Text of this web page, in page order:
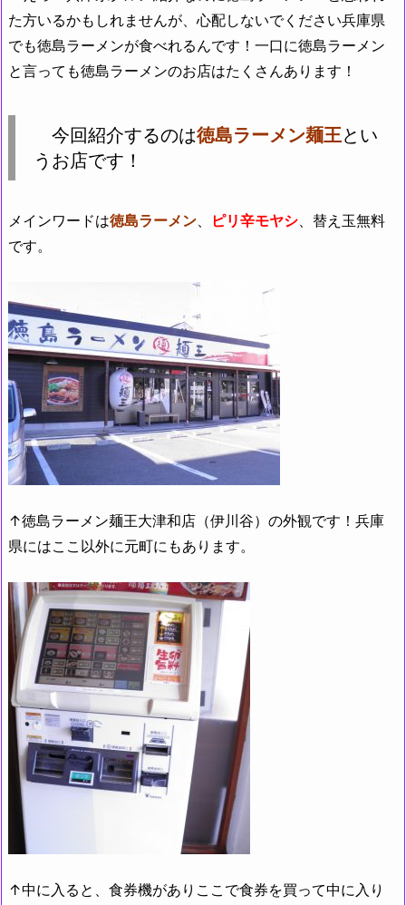
た方いるかもしれませんが、心配しないでください兵庫県
でも徳島ラーメンが食べれるんです！一口に徳島ラーメン
と言っても徳島ラーメンのお店はたくさんあります！
今回紹介するのは徳島ラーメン麺王とい
うお店です！
メインワードは徳島ラーメン、 ピリ辛モヤシ、替え玉無料
です。
↑徳島ラーメン麺王大津和店（伊川谷）の外観です！兵庫
県にはここ以外に元町にもあります。
↑中に入ると、食券機がありここで食券を買って中に入り